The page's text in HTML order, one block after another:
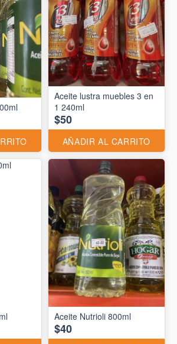
Aceite lustra muebles 3 en
1 240ml
$50
AÑADIR AL CARRITO
Aceite Nutrioli 800ml
$40